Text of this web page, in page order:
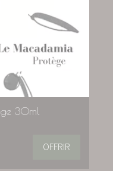
30ml
OFFRIR